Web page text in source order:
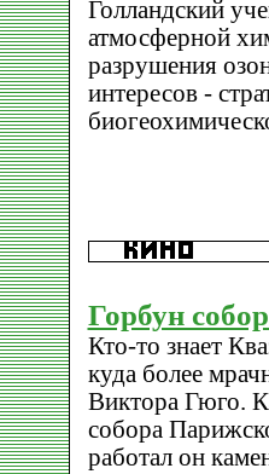
Голландский
атмосферной
разрушения
интересов -
Горбун
Кто-то знает
куда более
Виктора Гюго.
собора
работал он